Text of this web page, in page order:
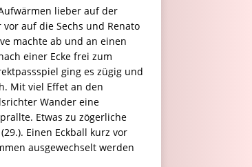
lieber auf der
auf die Sechs und Renato
machte ab und an einen
einer Ecke frei zum
ging es zügig und
Mit viel Effet an den
Wander eine
Etwas zu zögerliche
Einen Eckball kurz vor
ausgewechselt werden